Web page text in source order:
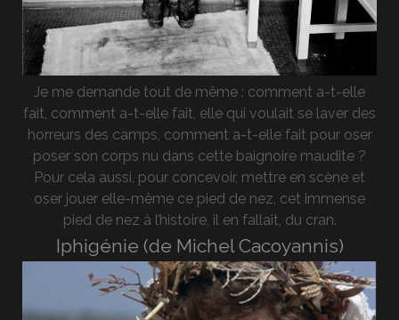
Je me demande tout de même : comment a-t-elle
fait, comment a-t-elle fait, elle qui voulait se laver des
horreurs des camps, comment a-t-elle fait pour oser
poser son corps nu dans cette baignoire maudite ?
Pour cela aussi, pour concevoir, mettre en scène et
oser jouer elle-même ce pied de nez, cet immense
pied de nez à l’histoire, il en fallait, du cran.
Iphigénie (de Michel Cacoyannis)